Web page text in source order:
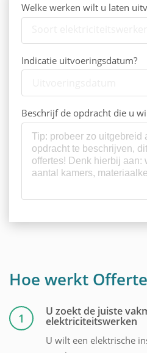
Welke werken wilt u laten
Indicatie uitvoeringsdatum?
Beschrijf de opdracht die u
Hoe werkt
1 U zoekt de juiste
elektriciteitswerken
U wilt een elektrische